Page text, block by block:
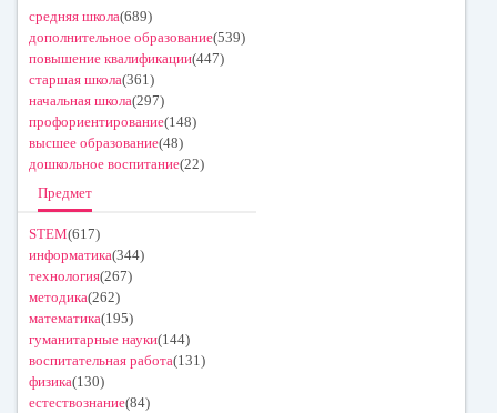
средняя школа(689)
дополнительное образование(539)
повышение квалификации(447)
старшая школа(361)
начальная школа(297)
профориентирование(148)
высшее образование(48)
дошкольное воспитание(22)
Предмет
STEM(617)
информатика(344)
технология(267)
методика(262)
математика(195)
гуманитарные науки(144)
воспитательная работа(131)
физика(130)
естествознание(84)